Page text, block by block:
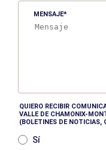
MENSAJE
QUIERO RECIBIR
VALLE DE CHAMONIX-
(BOLETINES DE NOTICIAS,
Sí